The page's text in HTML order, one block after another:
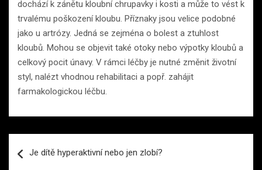
dochází k zánětu kloubní chrupavky i kosti a může to vést k
trvalému poškození kloubu. Příznaky jsou velice podobné
jako u artrózy. Jedná se zejména o bolest a ztuhlost
kloubů. Mohou se objevit také otoky nebo výpotky kloubů a
celkový pocit únavy. V rámci léčby je nutné změnit životní
styl, nalézt vhodnou rehabilitaci a popř. zahájit
farmakologickou léčbu.
proJe dítě hyperaktivní nebo jen zlobí?